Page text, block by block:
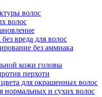
волос
волос
вреда для волос
без аммиака
кожи головы
перхоти
для окрашенных волос
нормальных и сухих волос